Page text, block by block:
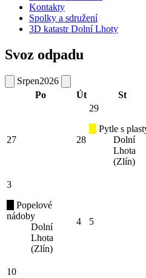
Kontakty
Spolky a sdružení
3D katastr Dolní Lhoty
Svoz odpadu
Srpen2026
Po
Út St
27 28
29
Pytle s
Dolní
Lhota
(Zlín)
3
Popelové
nádoby
Dolní
Lhota
(Zlín)
4 5
10